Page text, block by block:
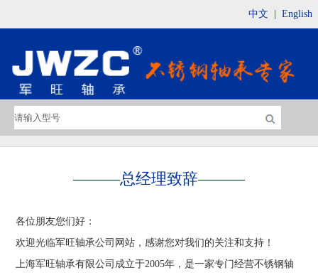
中文 English
———总经理致辞———
各位朋友您们好：
欢迎光临军旺轴承公司网站，感谢您对我们的关注和支持！
上海军旺轴承有限公司成立于2005年，是一家专门经营不锈钢轴